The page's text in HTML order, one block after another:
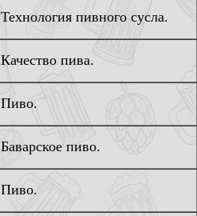
Технология пивного сусла.
Качество пива.
Пиво.
Баварское пиво.
Пиво.